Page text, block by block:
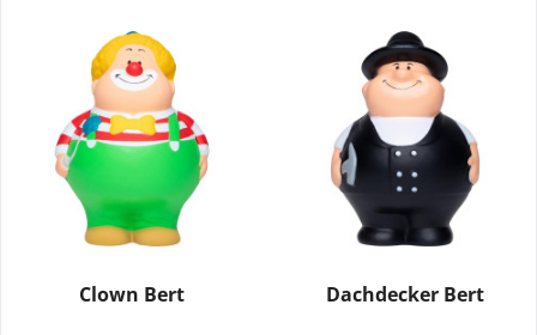
Clown Bert Dachdecker Bert